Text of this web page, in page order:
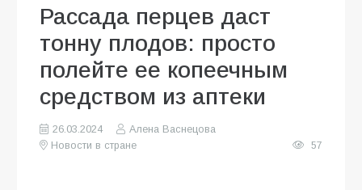
Рассада перцев даст
тонну плодов: просто
полейте ее копеечным
средством из аптеки
26.03.2024
Алена Васнецова
Новости в стране
57